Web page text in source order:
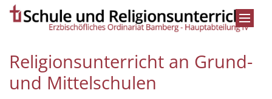
Zum Inhalt springen
Religionsunterricht an Grund-
und Mittelschulen